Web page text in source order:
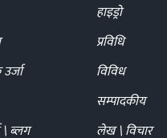
हाइड्रो
प्रविधि
विविध
सम्पादकीय
\ ब्लग
लेख \ विचार